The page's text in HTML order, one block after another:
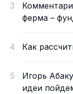
3
ферма –
4 Как
5
Игорь
идеи